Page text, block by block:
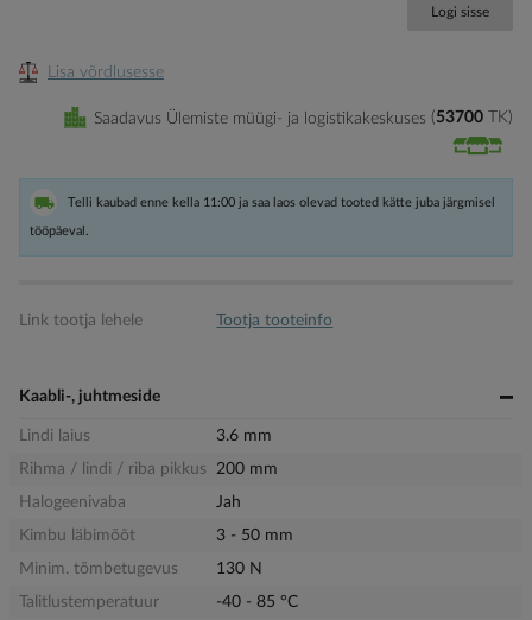
Logi sisse
Lisa võrdlusesse
Saadavus Ülemiste müügi- ja logistikakeskuses 53700 TK
Telli kaubad enne kella 11:00 ja saa laos olevad tooted kätte juba järgmisel
tööpäeval.
Link tootja lehele Tootja tooteinfo
Kaabli-, juhtmeside
Lindi laius
3.6 mm
Rihma / lindi / riba pikkus
200 mm
Halogeenivaba
Jah
Kimbu läbimõõt
3 - 50 mm
Minim. tõmbetugevus
130 N
Talitlustemperatuur
-40 - 85 °C